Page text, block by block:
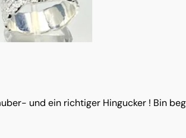
und ein richtiger Hingucker ! Bin